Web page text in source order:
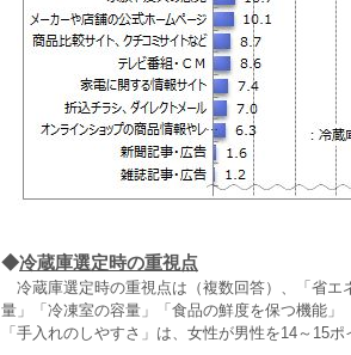
◆冷蔵庫選定時の重視点
冷蔵庫選定時の重視点は（複数回答）、「省エ
量」「冷凍室の容量」「食品の鮮度を保つ機能
「手入れのしやすさ」は、女性が男性を14～15